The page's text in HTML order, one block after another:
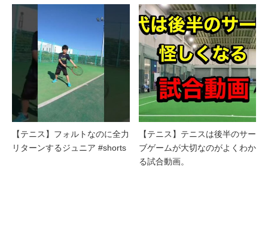
【テニス】フォルトなのに全力
リターンするジュニア #shorts
【テニス】テニスは後半のサー
ブゲームが大切なのがよくわか
る試合動画。